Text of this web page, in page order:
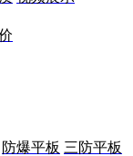
防爆平板 三防平板